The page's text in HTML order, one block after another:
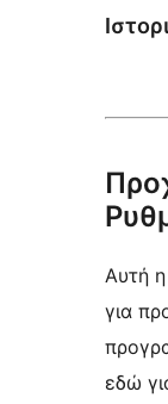
Αυτή
για
εδώ